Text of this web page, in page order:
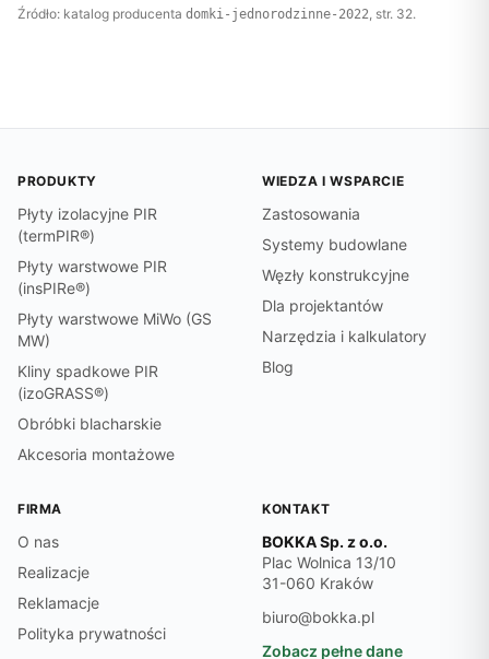
Źródło: katalog producenta domki-jednorodzinne-2022, str. 32.
PRODUKTY
Płyty izolacyjne PIR
(termPIR®)
Płyty warstwowe PIR
(insPIRe®)
Płyty warstwowe MiWo (GS
MW)
Kliny spadkowe PIR
(izoGRASS®)
Obróbki blacharskie
Akcesoria montażowe
WIEDZA I WSPARCIE
Zastosowania
Systemy budowlane
Węzły konstrukcyjne
Dla projektantów
Narzędzia i kalkulatory
Blog
FIRMA
O nas
Realizacje
Reklamacje
Polityka prywatności
KONTAKT
BOKKA Sp. z o.o.
Plac Wolnica 13/10
31-060 Kraków
biuro@bokka.pl
Zobacz pełne dane